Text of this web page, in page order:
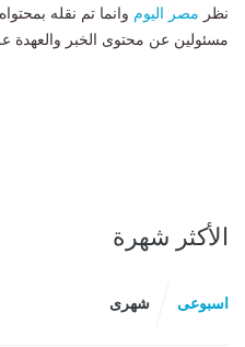
نظر مصر اليوم وانما تم نقله
مسئولين عن محتوى الخبر والعهدة
الأكثر شهرة
اسبوعى شهرى